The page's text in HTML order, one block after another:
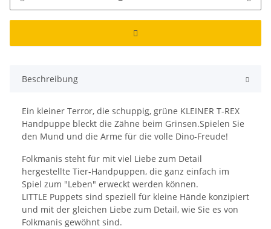
Beschreibung
Ein kleiner Terror, die schuppig, grüne KLEINER T-REX
Handpuppe bleckt die Zähne beim Grinsen.Spielen Sie
den Mund und die Arme für die volle Dino-Freude!
Folkmanis steht für mit viel Liebe zum Detail
hergestellte Tier-Handpuppen, die ganz einfach im
Spiel zum "Leben" erweckt werden können.
LITTLE Puppets sind speziell für kleine Hände konzipiert
und mit der gleichen Liebe zum Detail, wie Sie es von
Folkmanis gewöhnt sind.